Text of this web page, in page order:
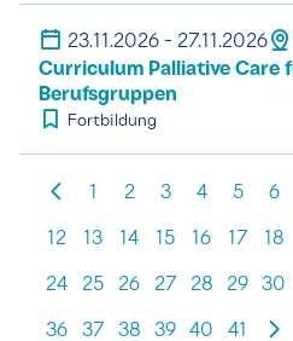
23.11.2026 - 27.11.2026
Curriculum Palliative Care
Berufsgruppen
Fortbildung
1 2 3 4 5 6
12 13 14 15 16 17 18
24 25 26 27 28 29 30
36 37 38 39 40 41